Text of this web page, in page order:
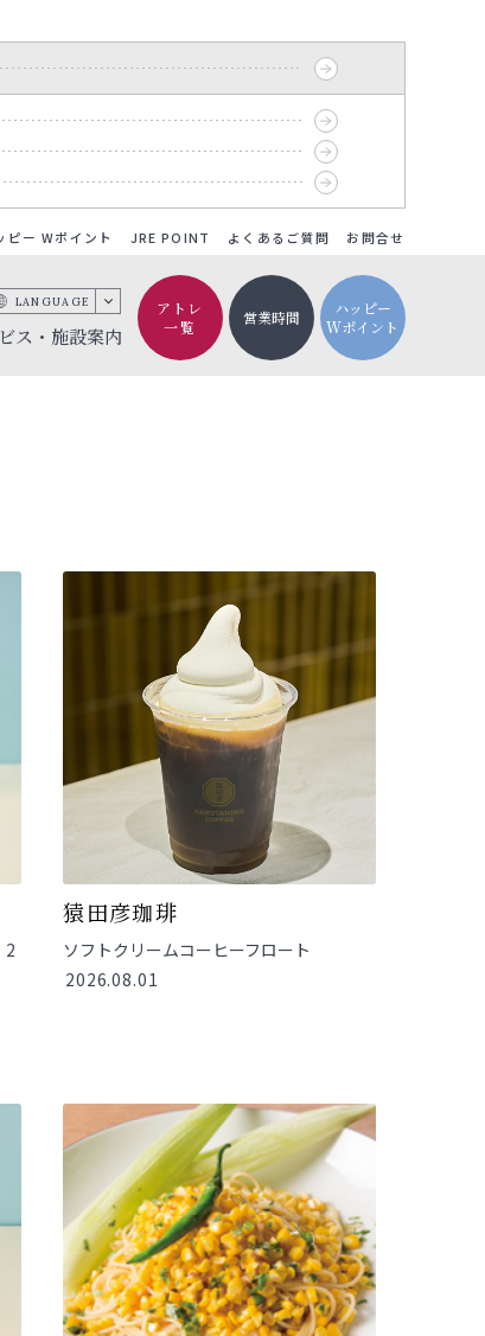
ピー Wポイント JRE POINT よくあるご質問 お問合せ
ス・施設案内
LANGUAGE
アトレ
一覧
営業時間
ハッピー
Wポイント
2
猿田彦珈琲
ソフトクリームコーヒーフロート
2026.08.01